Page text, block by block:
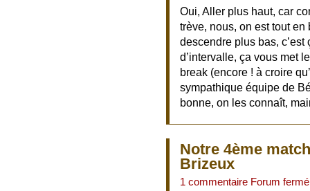
Oui, Aller plus haut, car
trève, nous, on est tout
descendre plus bas, c’est
d’intervalle, ça vous met
break (encore ! à croire
sympathique équipe de
bonne, on les connaît,
Notre 4ème
Brizeux
1 commentaire Forum fermé